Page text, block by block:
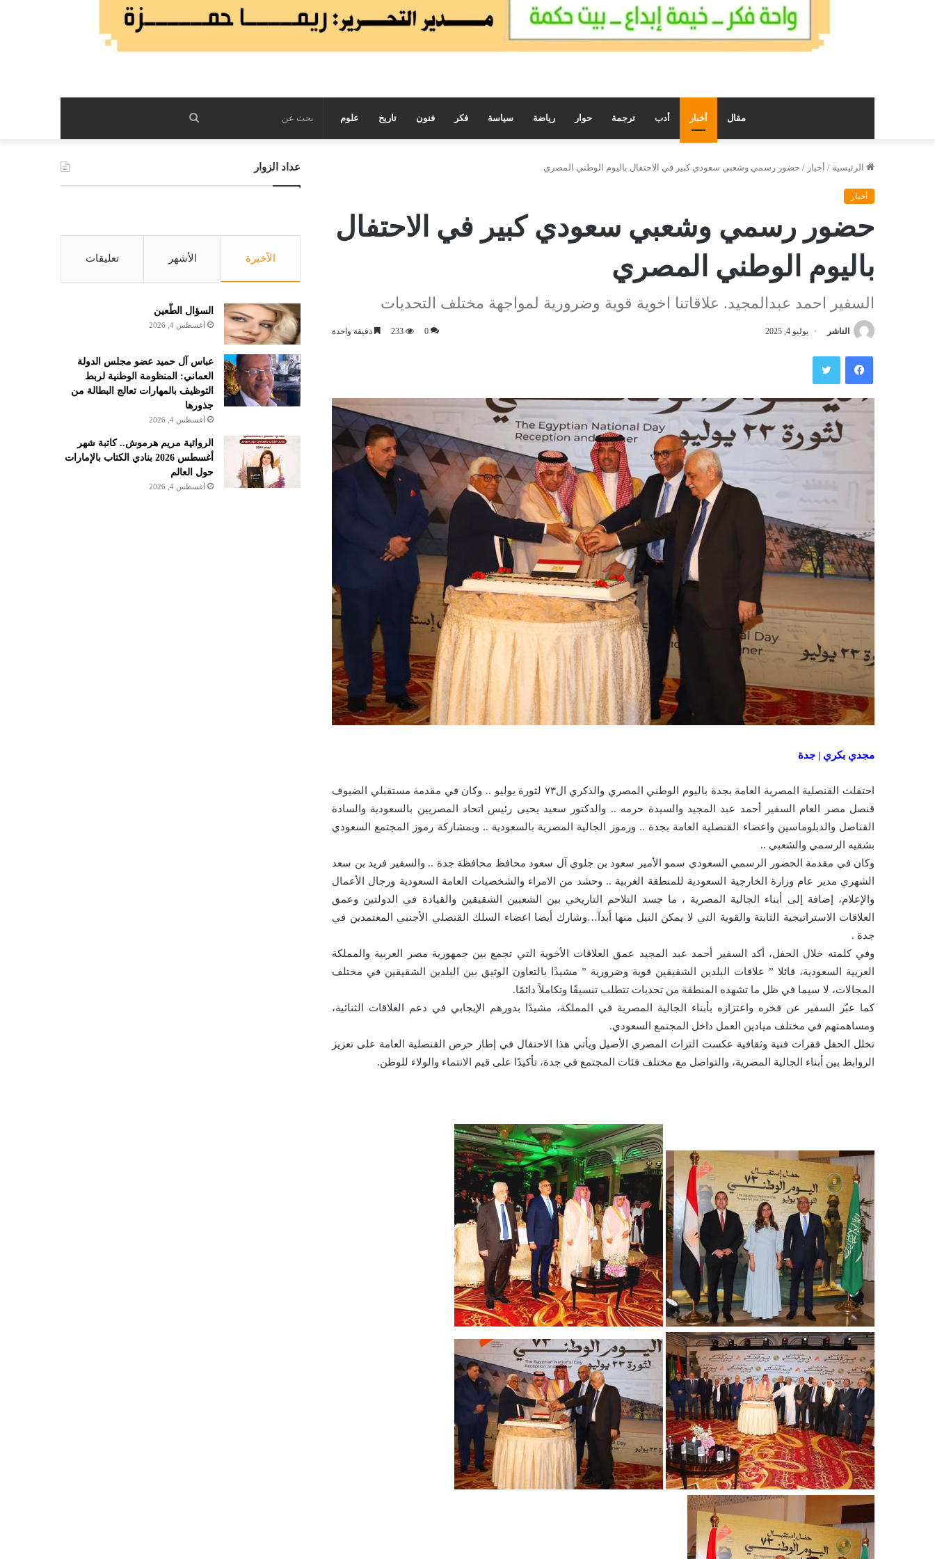
مقال أخبار أدب ترجمة حوار رياضة سياسة فكر فنون تاريخ علوم بحث
الرئيسية / أخبار / حضور رسمي وشعبي سعودي كبير في الاحتفال باليوم الوطني المصري
أخبار
حضور رسمي وشعبي سعودي كبير في الاحتفال
باليوم الوطني المصري
السفير احمد عبدالمجيد. علاقاتنا اخوية قوية وضرورية لمواجهة مختلف التحديات
الناشر يوليو 4, 2025 0
233 دقيقة واحدة
فيسبوك تويتر
مجدي بكري | جدة
احتفلت القنصلية المصرية العامة بجدة باليوم الوطني المصري والذكري ال٧٣ لثورة يوليو .. وكان في مقدمة مستقبلي الضيوف
قنصل مصر العام السفير أحمد عبد المجيد والسيدة حرمه .. والدكتور سعيد يحيى رئيس اتحاد المصريين بالسعودية والسادة
القناصل والدبلوماسين واعضاء القنصلية العامة بجدة .. ورموز الجالية المصرية بالسعودية .. وبمشاركة رموز المجتمع السعودي
بشقيه الرسمي والشعبي ..
وكان في مقدمة الحضور الرسمي السعودي سمو الأمير سعود بن جلوي آل سعود محافظ محافظة جدة .. والسفير فريد بن سعد
الشهري مدير عام وزارة الخارجية السعودية للمنطقة الغربية .. وحشد من الامراء والشخصيات العامة السعودية ورجال الأعمال
والإعلام، إضافة إلى أبناء الجالية المصرية ، ما جسد التلاحم التاريخي بين الشعبين الشقيقين والقيادة في الدولتين وعمق
العلاقات الاستراتيجية الثابتة والقوية التي لا يمكن النيل منها أبدآ…وشارك أيضا اعضاء السلك القنصلي الأجنبي المعتمدين في
جدة .
وفي كلمته خلال الحفل، أكد السفير أحمد عبد المجيد عمق العلاقات الأخوية التي تجمع بين جمهورية مصر العربية والمملكة
العربية السعودية، قائلا ” علاقات البلدين الشقيقين قوية وضرورية ” مشيدًا بالتعاون الوثيق بين البلدين الشقيقين في مختلف
المجالات، لا سيما في ظل ما تشهده المنطقة من تحديات تتطلب تنسيقًا وتكاملاً دائمًا.
كما عبّر السفير عن فخره واعتزازه بأبناء الجالية المصرية في المملكة، مشيدًا بدورهم الإيجابي في دعم العلاقات الثنائية،
ومساهمتهم في مختلف ميادين العمل داخل المجتمع السعودي.
تخلل الحفل فقرات فنية وثقافية عكست التراث المصري الأصيل ويأتي هذا الاحتفال في إطار حرص القنصلية العامة على تعزيز
الروابط بين أبناء الجالية المصرية، والتواصل مع مختلف فئات المجتمع في جدة، تأكيدًا على قيم الانتماء والولاء للوطن.
عداد الزوار
الأخيرة الأشهر تعليقات
السؤال الطّعين
أغسطس 4, 2026
عباس آل حميد عضو مجلس الدولة
العماني: المنظومة الوطنية لربط
التوظيف بالمهارات تعالج البطالة من
جذورها
أغسطس 4, 2026
الروائية مريم هرموش.. كاتبة شهر
أغسطس 2026 بنادي الكتاب بالإمارات
حول العالم
أغسطس 4, 2026